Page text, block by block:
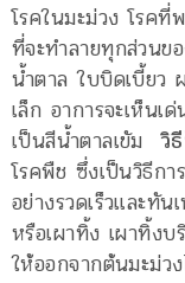
โรคในมะม่วง โรค
ที่จะทำลายทุกส่วนข
น้ำตาล ใบบิดเบี้ยว
เล็ก อาการจะเห็นเ
เป็นสีน้ำตาลเขัม วิ
โรคพืช ซึ่งเป็นวิธีกา
อย่างรวดเร็วและทั
หรือเผาทิ้ง เผาทิ้งบ
ให้ออกจากต้นมะม่ว